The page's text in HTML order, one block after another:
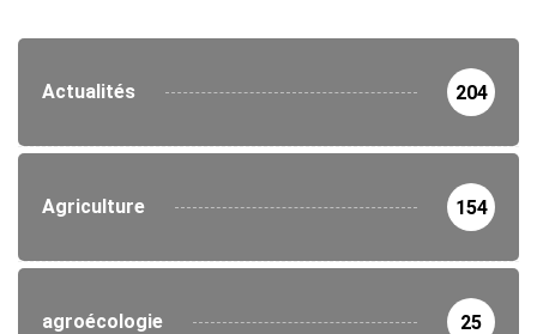
Actualités 204
Agriculture 154
agroécologie 25